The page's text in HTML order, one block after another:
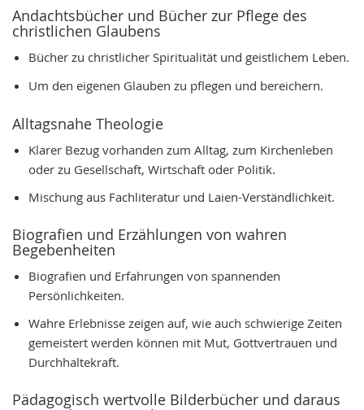
Andachtsbücher und Bücher zur Pflege des
christlichen Glaubens
Bücher zu christlicher Spiritualität und geistlichem Leben.
Um den eigenen Glauben zu pflegen und bereichern.
Alltagsnahe Theologie
Klarer Bezug vorhanden zum Alltag, zum Kirchenleben
oder zu Gesellschaft, Wirtschaft oder Politik.
Mischung aus Fachliteratur und Laien-Verständlichkeit.
Biografien und Erzählungen von wahren
Begebenheiten
Biografien und Erfahrungen von spannenden
Persönlichkeiten.
Wahre Erlebnisse zeigen auf, wie auch schwierige Zeiten
gemeistert werden können mit Mut, Gottvertrauen und
Durchhaltekraft.
Pädagogisch wertvolle Bilderbücher und daraus